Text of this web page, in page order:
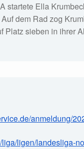
startete Ella
dem Rad zog
Platz sieben in ihrer
anmeldung/
ligen/landesliga-